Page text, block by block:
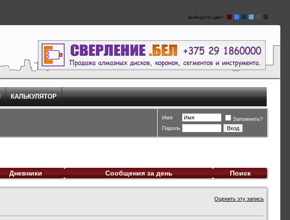
выберите цвет:
КАЛЬКУЛЯТОР
Имя
Запомнить?
Пароль
Дневники Сообщения за день Поиск
Оценить эту запись